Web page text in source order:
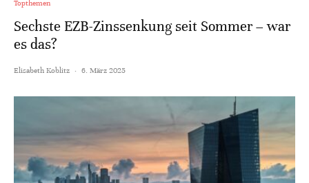
Topthemen
Sechste EZB-Zinssenkung seit Sommer – war
es das?
Elisabeth Koblitz · 6. März 2025